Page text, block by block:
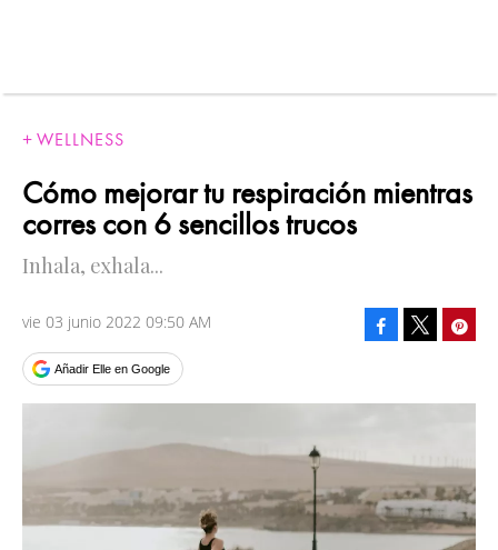
WELLNESS
Cómo mejorar tu respiración mientras
corres con 6 sencillos trucos
Inhala, exhala...
vie 03 junio 2022 09:50 AM
Añadir Elle en Google
Facebook